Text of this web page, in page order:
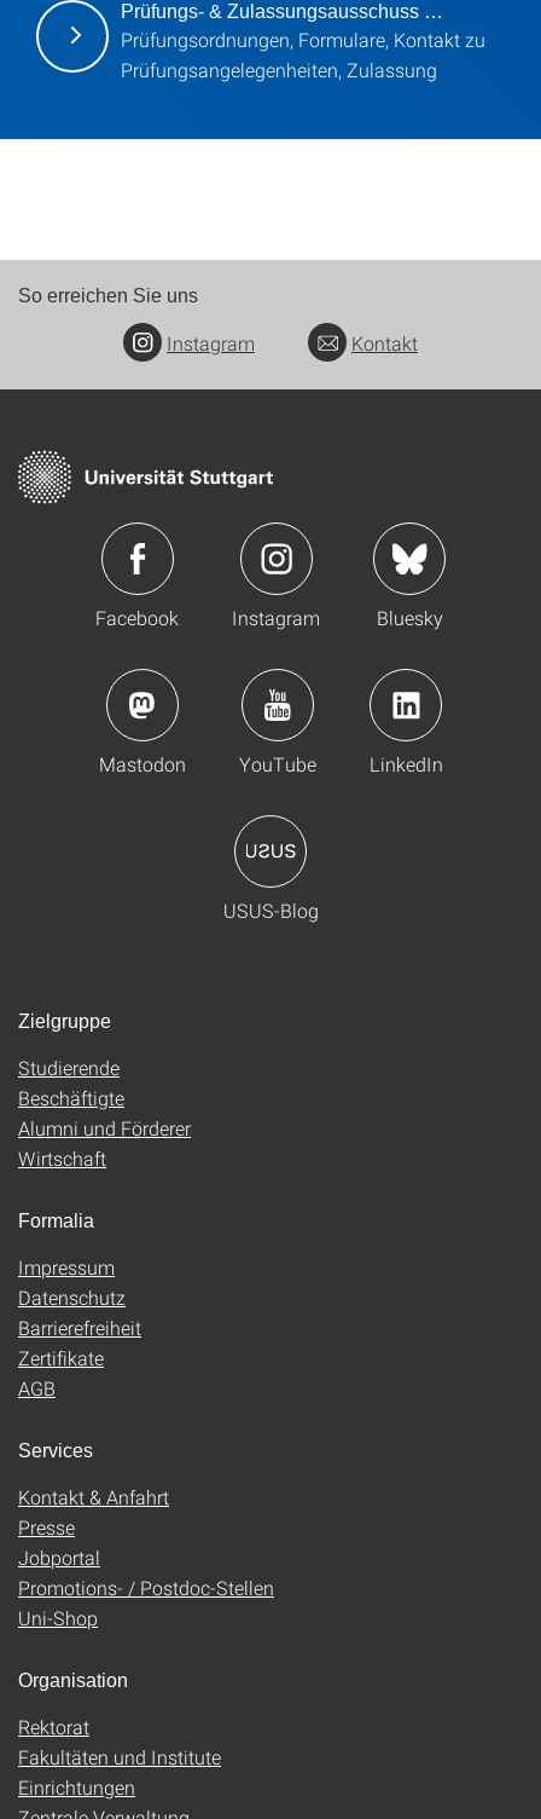
Prüfungs- & Zulassungsausschuss …
Prüfungsordnungen, Formulare, Kontakt zu
Prüfungsangelegenheiten, Zulassung
So erreichen Sie uns
Instagram Kontakt
Facebook Instagram Bluesky
Mastodon YouTube LinkedIn
USUS-Blog
Zielgruppe
Studierende
Beschäftigte
Alumni und Förderer
Wirtschaft
Formalia
Impressum
Datenschutz
Barrierefreiheit
Zertifikate
AGB
Services
Kontakt & Anfahrt
Presse
Jobportal
Promotions- / Postdoc-Stellen
Uni-Shop
Organisation
Rektorat
Fakultäten und Institute
Einrichtungen